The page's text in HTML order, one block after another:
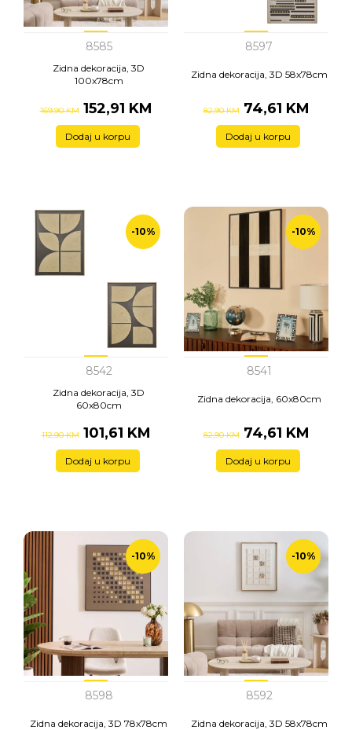
8585
Zidna dekoracija, 3D
100x78cm
169,90 KM 152,91 KM
Dodaj u korpu
8597
Zidna dekoracija, 3D 58x78cm
82,90 KM 74,61 KM
Dodaj u korpu
-10%
8542
Zidna dekoracija, 3D
60x80cm
112,90 KM 101,61 KM
Dodaj u korpu
-10%
8541
Zidna dekoracija, 60x80cm
82,90 KM 74,61 KM
Dodaj u korpu
-10%
8598
Zidna dekoracija, 3D 78x78cm
-10%
8592
Zidna dekoracija, 3D 58x78cm